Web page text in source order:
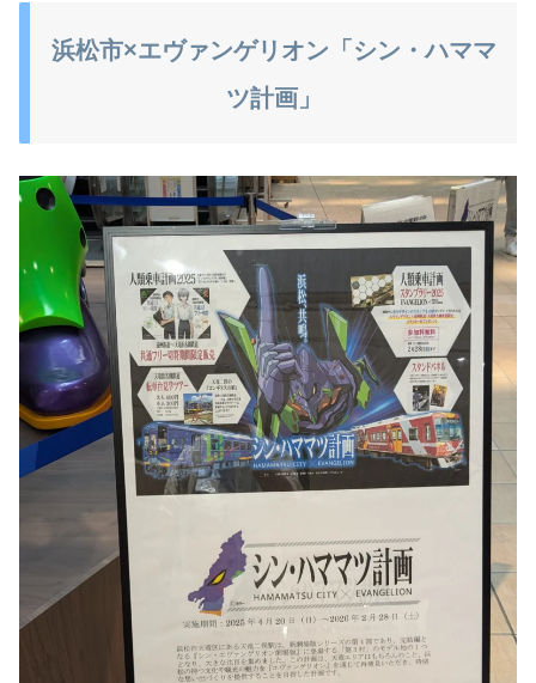
浜松市×エヴァンゲリオン「シン・ハママ
ツ計画」